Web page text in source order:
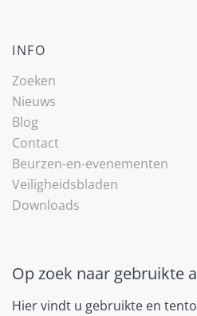
INFO
Zoeken
Nieuws
Blog
Contact
Beurzen-en-evenementen
Veiligheidsbladen
Downloads
Op zoek naar gebruikte
Hier vindt u gebruikte en